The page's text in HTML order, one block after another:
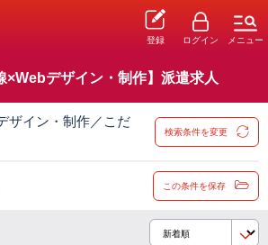
登録 ログイン メニュー
×Webデザイン・制作】派遣求人
ザイン・制作／こだ
検索条件を変更
この条件を保存